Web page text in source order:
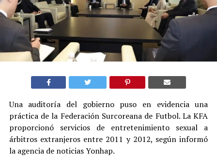
Una auditoría del gobierno puso en evidencia una
práctica de la Federación Surcoreana de Futbol. La KFA
proporcionó servicios de entretenimiento sexual a
árbitros extranjeros entre 2011 y 2012, según informó
la agencia de noticias Yonhap.